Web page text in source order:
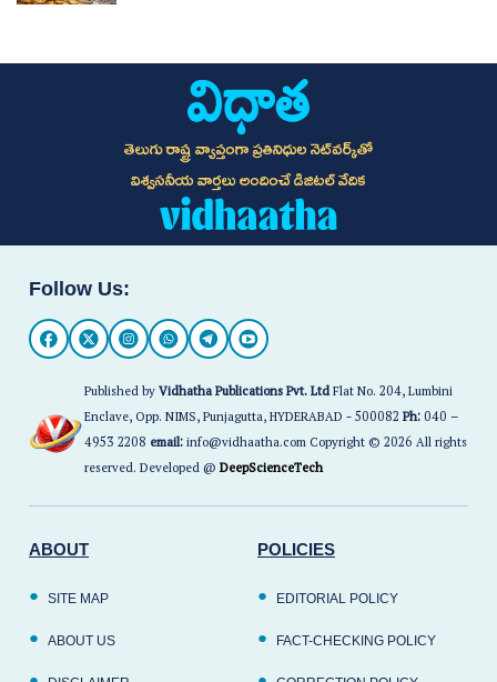
తెలుగు రాష్ట్ర వ్యాప్తంగా ప్రతినిధుల నెట్‌వర్క్‌తో
విశ్వసనీయ వార్తలు అందించే డిజిటల్ వేదిక
Follow Us:
Published byVidhatha Publications Pvt. LtdFlat No. 204, Lumbini
Enclave, Opp. NIMS, Punjagutta, HYDERABAD - 500082Ph:040 –
4953 2208 email:info@vidhaatha.com Copyright © 2026 All rights
reserved. Developed @DeepScienceTech
ABOUT
SITE MAP
ABOUT US
POLICIES
EDITORIAL POLICY
FACT-CHECKING POLICY